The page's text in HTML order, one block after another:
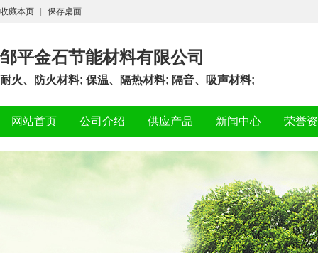
收藏本页 保存桌面
邹平金石节能材料有限公司
耐火、防火材料; 保温、隔热材料; 隔音、吸声材料;
网站首页 公司介绍 供应产品 新闻中心 荣誉